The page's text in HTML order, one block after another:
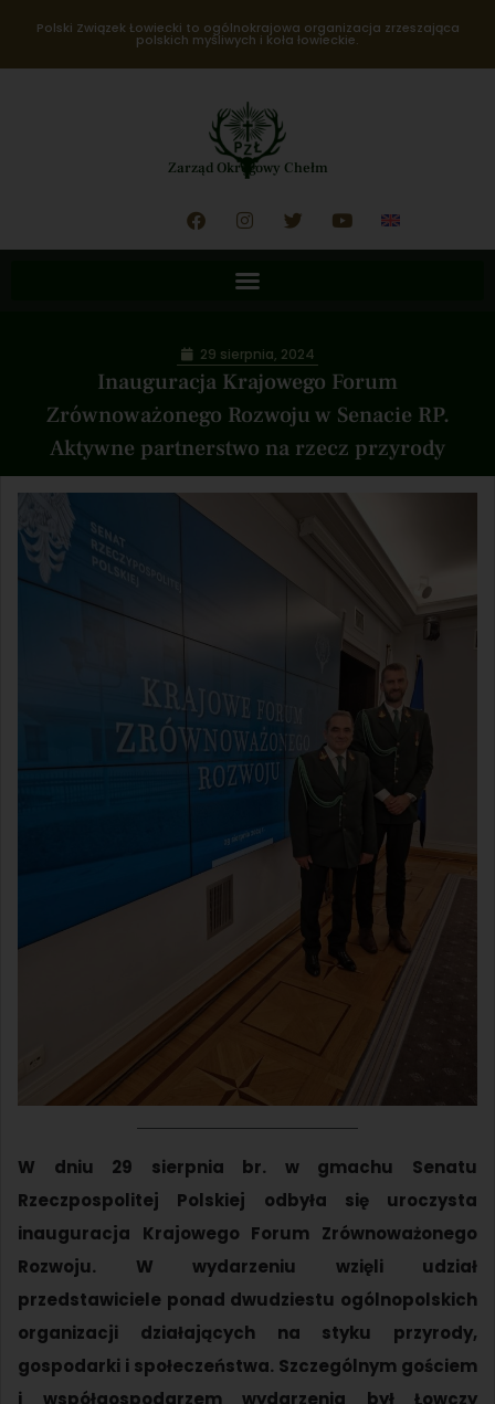
Polski Związek Łowiecki to ogólnokrajowa organizacja zrzeszająca
polskich myśliwych i koła łowieckie.
Zarząd Okręgowy Chełm
Inauguracja Krajowego Forum
Zrównoważonego Rozwoju w Senacie RP.
Aktywne partnerstwo na rzecz przyrody
29 sierpnia, 2024
W dniu 29 sierpnia br. w gmachu Senatu
Rzeczpospolitej Polskiej odbyła się uroczysta
inauguracja Krajowego Forum Zrównoważonego
Rozwoju. W wydarzeniu wzięli udział
przedstawiciele ponad dwudziestu ogólnopolskich
organizacji działających na styku przyrody,
gospodarki i społeczeństwa. Szczególnym gościem
i współgospodarzem wydarzenia był Łowczy